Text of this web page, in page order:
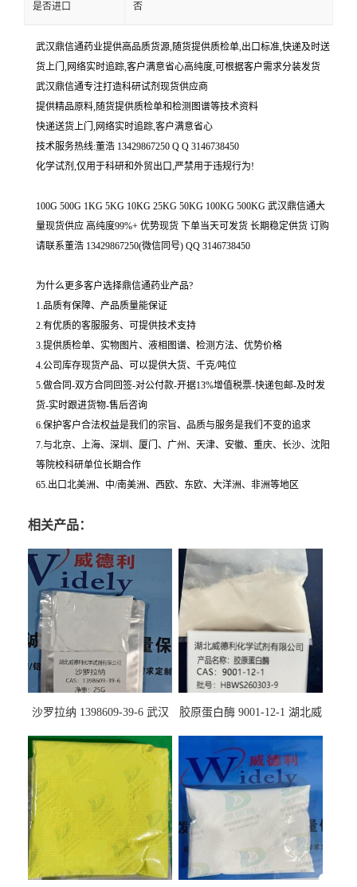
是否进口 否
武汉鼎信通药业提供高品质货源,随货提供质检单,出口标准,快递及时送
货上门,网络实时追踪,客户满意省心高纯度,可根据客户需求分装发货
武汉鼎信通专注打造科研试剂现货供应商
提供精品原料,随货提供质检单和检测图谱等技术资料
快递送货上门,网络实时追踪,客户满意省心
技术服务热线:董浩 13429867250 Q Q 3146738450
化学试剂,仅用于科研和外贸出口,严禁用于违规行为!
100G 500G 1KG 5KG 10KG 25KG 50KG 100KG 500KG 武汉鼎信通大
量现货供应 高纯度99%+ 优势现货 下单当天可发货 长期稳定供货 订购
请联系董浩 13429867250(微信同号) QQ 3146738450
为什么更多客户选择鼎信通药业产品?
1.品质有保障、产品质量能保证
2.有优质的客服服务、可提供技术支持
3.提供质检单、实物图片、液相图谱、检测方法、优势价格
4.公司库存现货产品、可以提供大货、千克/吨位
5.做合同-双方合同回签-对公付款-开据13%增值税票-快递包邮-及时发
货-实时跟进货物-售后咨询
6.保护客户合法权益是我们的宗旨、品质与服务是我们不变的追求
7.与北京、上海、深圳、厦门、广州、天津、安徽、重庆、长沙、沈阳
等院校科研单位长期合作
65.出口北美洲、中/南美洲、西欧、东欧、大洋洲、非洲等地区
相关产品：
沙罗拉纳 1398609-39-6 武汉
胶原蛋白酶 9001-12-1 湖北威